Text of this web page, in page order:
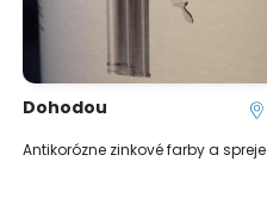
Dohodou
Antikorózne zinkové farby a spreje